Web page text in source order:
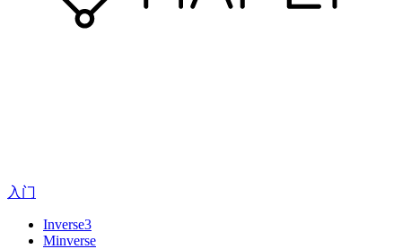
入门
Inverse3
Minverse